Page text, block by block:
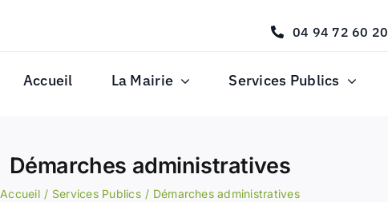
04 94 72 60 20
Accueil La Mairie Services Publics
Démarches administratives
Accueil Services Publics Démarches administratives